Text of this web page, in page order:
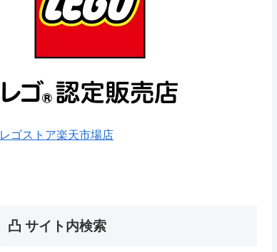
レゴストア楽天市場店
凸 サイト内検索